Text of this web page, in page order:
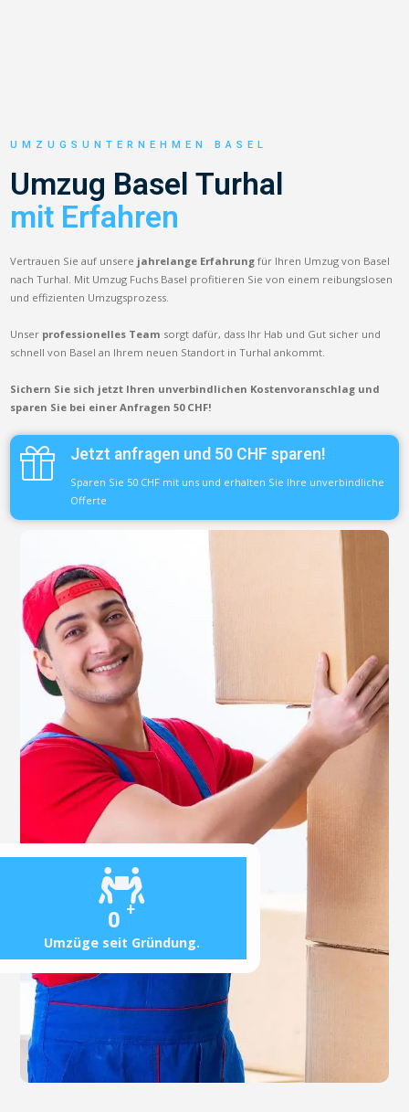
0 +
Umzüge seit Gründung.
UMZUGSUNTERNEHMEN BASEL
Umzug Basel Turhal
mit Erfahren
Vertrauen Sie auf unsere jahrelange Erfahrung für Ihren Umzug von Basel
nach Turhal. Mit Umzug Fuchs Basel profitieren Sie von einem reibungslosen
und effizienten Umzugsprozess.
Unser professionelles Team sorgt dafür, dass Ihr Hab und Gut sicher und
schnell von Basel an Ihrem neuen Standort in Turhal ankommt.
Sichern Sie sich jetzt Ihren unverbindlichen Kostenvoranschlag und
sparen Sie bei einer Anfragen 50 CHF!
Jetzt anfragen und 50 CHF sparen!
Sparen Sie 50 CHF mit uns und erhalten Sie Ihre unverbindliche
Offerte